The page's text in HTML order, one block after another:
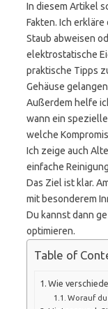
In diesem Artikel
Fakten. Ich
Staub abweisen
elektrostatische
praktische Tipps
Gehäuse
Außerdem helfe
wann ein
welche
Ich zeige auch
einfache
Das Ziel ist klar.
mit besonderem
Du kannst dann
optimieren.
Table of
Wie
Worauf